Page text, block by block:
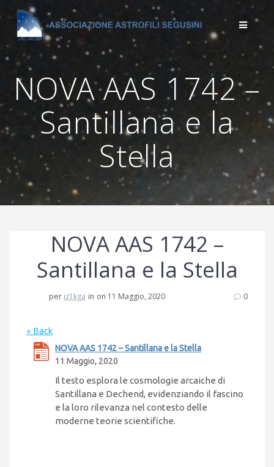
Salta
al
contenuto
NOVA AAS 1742 –
Santillana e la
Stella
NOVA AAS 1742 –
Santillana e la Stella
per iz1kga in on 11 Maggio, 2020 0
« Back
NOVA AAS 1742 – Santillana e la Stella
11 Maggio, 2020
Il testo esplora le cosmologie arcaiche di
Santillana e Dechend, evidenziando il fascino
e la loro rilevanza nel contesto delle
moderne teorie scientifiche.